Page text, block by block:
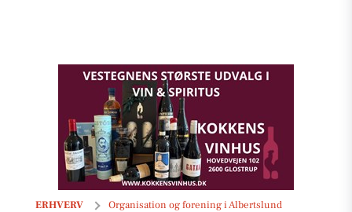
ERHVERV Organisation og forening i Albertslund
Albertslund Fotoklub